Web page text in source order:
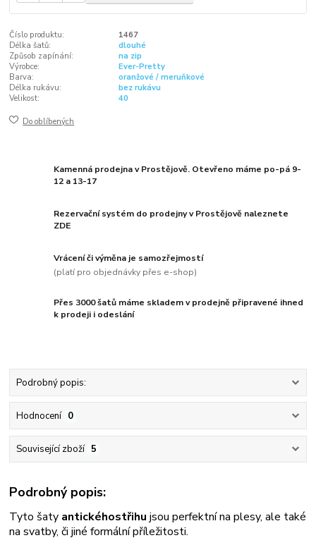
Číslo produktu:
1467
Délka šatů:
dlouhé
Způsob zapínání:
na zip
Výrobce:
Ever-Pretty
Barva:
oranžové / meruňkové
Délka rukávu:
bez rukávu
Velikost:
40
Do oblíbených
Kamenná prodejna v Prostějově. Otevřeno máme po-pá 9-
12 a 13-17
Rezervační systém do prodejny v Prostějově naleznete
ZDE
Vrácení či výměna je samozřejmostí
(platí pro objednávky přes e-shop)
Přes 3000 šatů máme skladem v prodejně připravené ihned
k prodeji i odeslání
Podrobný popis:
Hodnocení 0
Související zboží 5
Podrobný popis:
Tyto šaty antickéhostřihu jsou perfektní na plesy, ale také
na svatby, či jiné formální příležitosti.